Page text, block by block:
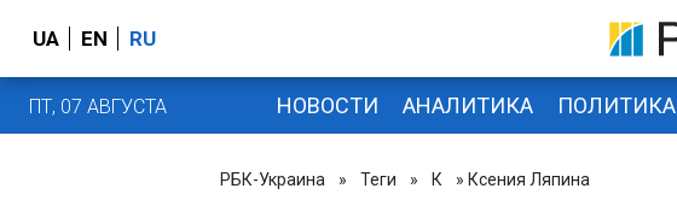
UA EN RU
ПТ, 07 АВГУСТА НОВОСТИ АНАЛИТИКА ПОЛИТИКА
РБК-Украина » Теги » К » Ксения Ляпина